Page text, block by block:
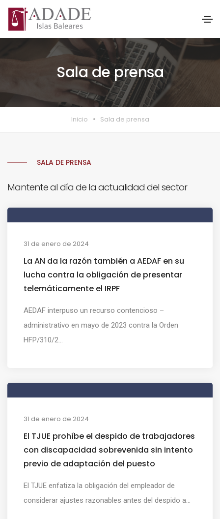
Sala de prensa
Inicio Sala de prensa
SALA DE PRENSA
Mantente al día de la actualidad del sector
31 de enero de 2024
La AN da la razón también a AEDAF en su
lucha contra la obligación de presentar
telemáticamente el IRPF
AEDAF interpuso un recurso contencioso –
administrativo en mayo de 2023 contra la Orden
HFP/310/2...
31 de enero de 2024
El TJUE prohíbe el despido de trabajadores
con discapacidad sobrevenida sin intento
previo de adaptación del puesto
El TJUE enfatiza la obligación del empleador de
considerar ajustes razonables antes del despido a...